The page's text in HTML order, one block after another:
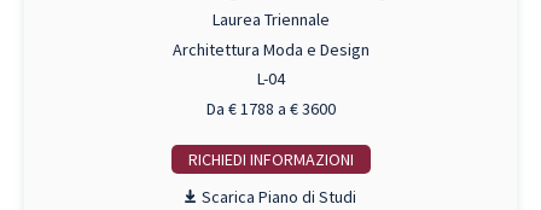
Laurea Triennale
Architettura Moda e Design
L-04
Da € 1788 a € 3600
RICHIEDI INFO
Piano di Studi